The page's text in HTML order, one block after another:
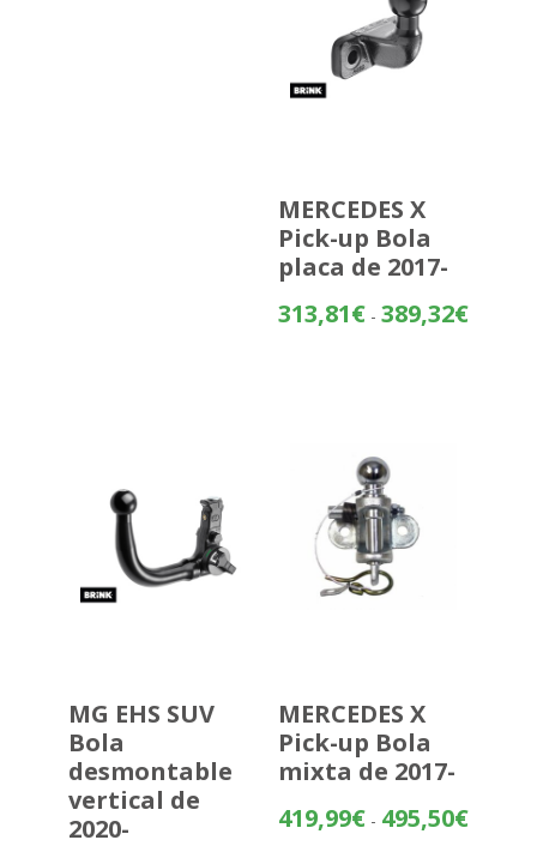
MERCEDES X
Pick-up Bola
placa de 2017-
313,81€ - 389,32€Rango
MG EHS SUV
Bola
desmontable
vertical de
2020-
MERCEDES X
Pick-up Bola
mixta de 2017-
419,99€ - 495,50€Rango